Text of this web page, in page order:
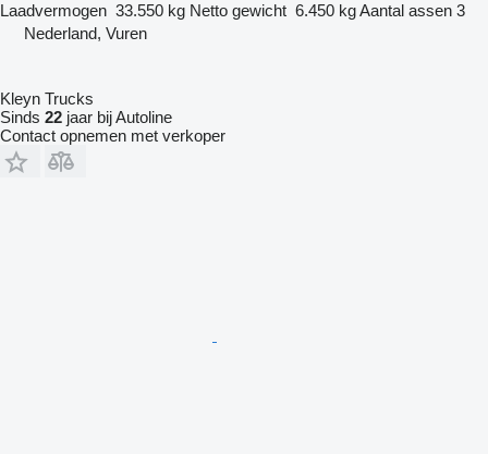
Laadvermogen 33.550 kg Netto gewicht 6.450 kgAantal assen 3
Nederland, Vuren
Kleyn Trucks
Sinds 22 jaar bij Autoline
Contact opnemen met verkoper